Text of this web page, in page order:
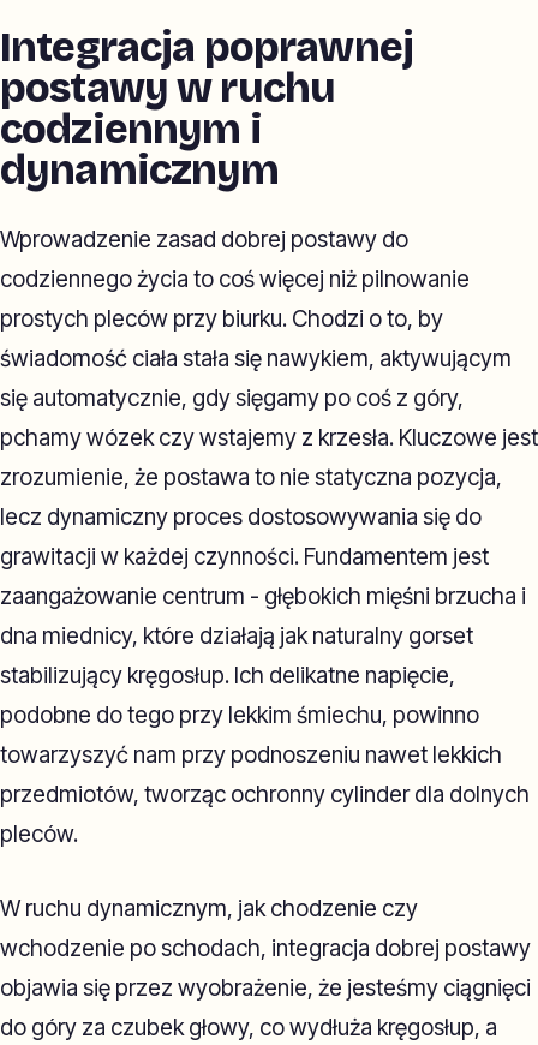
Integracja poprawnej
postawy w ruchu
codziennym i
dynamicznym
Wprowadzenie zasad dobrej postawy do
codziennego życia to coś więcej niż pilnowanie
prostych pleców przy biurku. Chodzi o to, by
świadomość ciała stała się nawykiem, aktywującym
się automatycznie, gdy sięgamy po coś z góry,
pchamy wózek czy wstajemy z krzesła. Kluczowe jest
zrozumienie, że postawa to nie statyczna pozycja,
lecz dynamiczny proces dostosowywania się do
grawitacji w każdej czynności. Fundamentem jest
zaangażowanie centrum - głębokich mięśni brzucha i
dna miednicy, które działają jak naturalny gorset
stabilizujący kręgosłup. Ich delikatne napięcie,
podobne do tego przy lekkim śmiechu, powinno
towarzyszyć nam przy podnoszeniu nawet lekkich
przedmiotów, tworząc ochronny cylinder dla dolnych
pleców.
W ruchu dynamicznym, jak chodzenie czy
wchodzenie po schodach, integracja dobrej postawy
objawia się przez wyobrażenie, że jesteśmy ciągnięci
do góry za czubek głowy, co wydłuża kręgosłup, a